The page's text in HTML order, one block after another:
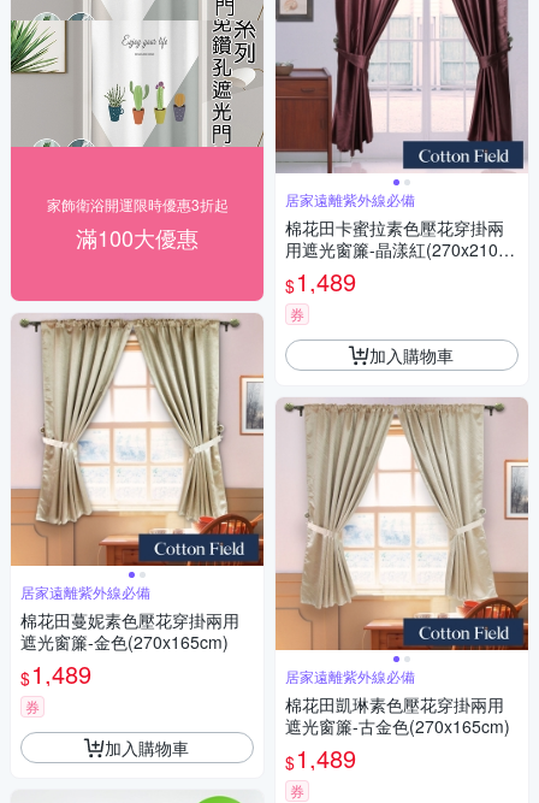
家飾衛浴開運限時優惠3折起
滿100大優惠
居家遠離紫外線必備
棉花田蔓妮素色壓花穿掛兩用
遮光窗簾-金色(270x165cm)
$1,489
券
加入購物車
居家遠離紫外線必備
棉花田卡蜜拉素色壓花穿掛兩
用遮光窗簾-晶漾紅(270x210c
m)
$1,489
券
加入購物車
居家遠離紫外線必備
棉花田凱琳素色壓花穿掛兩用
遮光窗簾-古金色(270x165cm)
$1,489
券